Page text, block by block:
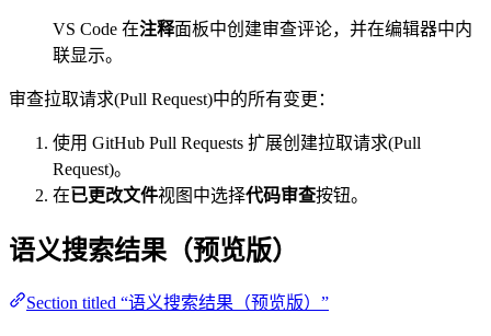
VS Code 在注释面板中创建审查评论，并在编辑器中内
联显示。
审查拉取请求(Pull Request)中的所有变更：
使用 GitHub Pull Requests 扩展创建拉取请求(Pull
Request)。
在已更改文件视图中选择代码审查按钮。
语义搜索结果（预览版）
Section titled “语义搜索结果（预览版）”